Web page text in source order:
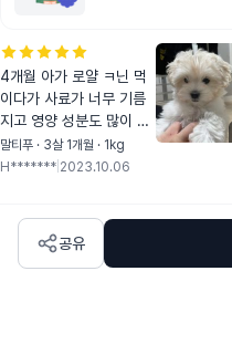
4개월 아가 로얄 ㅋ닌 먹
이다가 사료가 너무 기름
지고 영양 성분도 많이 떨
어져서 이것 저것 샘플 시
도하던중 알러지 사료라해
제품도 테스트해봤는데 굿
씨 먹였을때가 응가도 훨
말티푸 · 3살 1개월 · 1kg
H******* 2023.10.06
공유